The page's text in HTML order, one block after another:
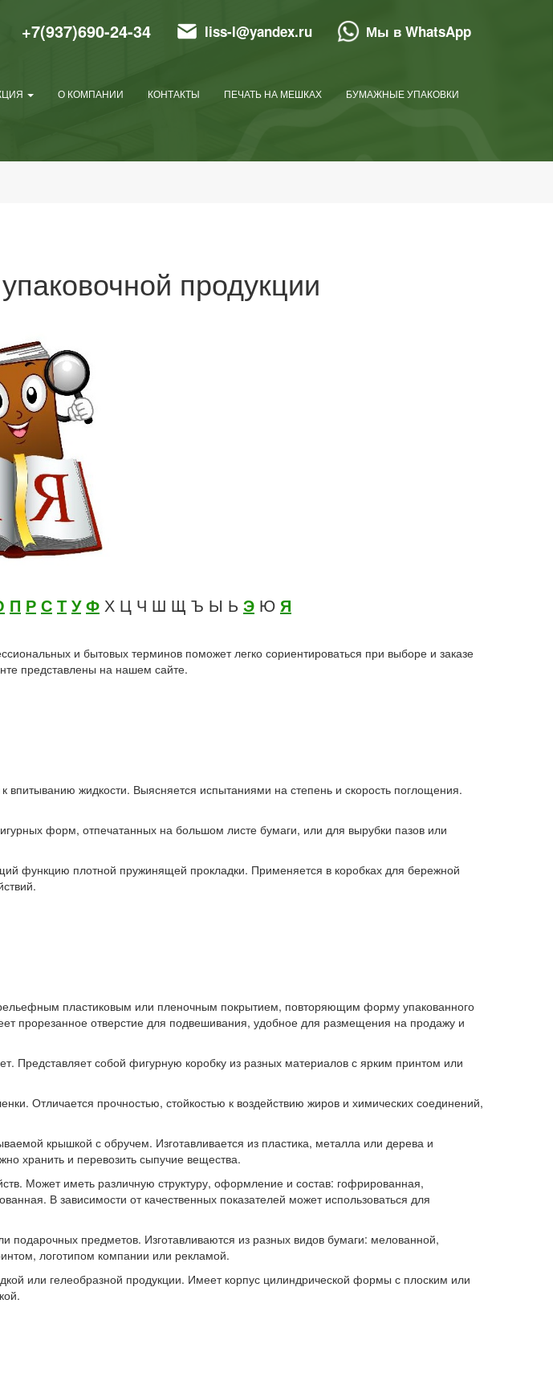
+7(937)690-24-34 liss-l@yandex.ru Мы в WhatsApp
О КОМПАНИИ КОНТАКТЫ ПЕЧАТЬ НА МЕШКАХ БУМАЖНЫЕ УПАКОВКИ
продукции
П Р С Т У Ф Х Ц Ч Ш Щ Ъ Ы Ь Э Ю Я
и бытовых терминов поможет легко сориентироваться при выборе и заказе
представлены на нашем сайте.
впитыванию жидкости. Выясняется испытаниями на степень и скорость поглощения.
форм, отпечатанных на большом листе бумаги, или для вырубки пазов или
функцию плотной пружинящей прокладки. Применяется в коробках для бережной
пластиковым или пленочным покрытием, повторяющим форму упакованного
прорезанное отверстие для подвешивания, удобное для размещения на продажу и
собой фигурную коробку из разных материалов с ярким принтом или
Отличается прочностью, стойкостью к воздействию жиров и химических соединений,
крышкой с обручем. Изготавливается из пластика, металла или дерева и
хранить и перевозить сыпучие вещества.
Может иметь различную структуру, оформление и состав: гофрированная,
В зависимости от качественных показателей может использоваться для
подарочных предметов. Изготавливаются из разных видов бумаги: мелованной,
логотипом компании или рекламой.
или гелеобразной продукции. Имеет корпус цилиндрической формы с плоским или